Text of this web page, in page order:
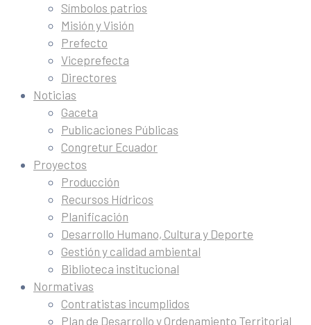
Símbolos patrios
Misión y Visión
Prefecto
Viceprefecta
Directores
Noticias
Gaceta
Publicaciones Públicas
Congretur Ecuador
Proyectos
Producción
Recursos Hídricos
Planificación
Desarrollo Humano, Cultura y Deporte
Gestión y calidad ambiental
Biblioteca institucional
Normativas
Contratistas incumplidos
Plan de Desarrollo y Ordenamiento Territorial